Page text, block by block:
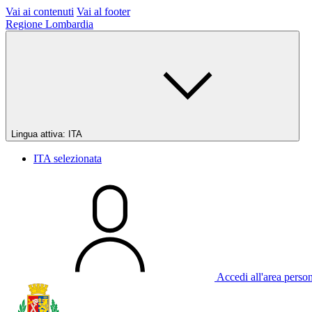
Vai ai contenuti Vai al footer
Regione Lombardia
Lingua attiva: ITA
ITA selezionata
Accedi all'area